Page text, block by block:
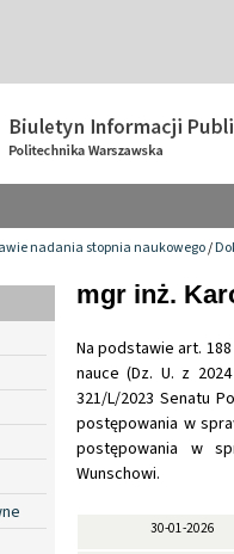
nadania stopnia naukowego/
mgr inż.
Na podstawie art.
nauce (Dz. U. z
321/L/2023 Senatu
postępowania w
postępowania w
Wunschowi.
30-01-2026